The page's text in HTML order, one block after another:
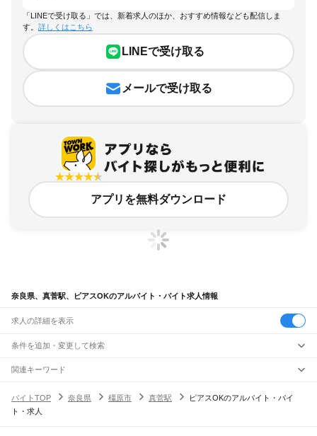
「LINEで受け取る」では、新着求人のほか、おすすめ情報なども配信しま
す。 詳しくはこちら
LINEで受け取る
メールで受け取る
アプリを無料ダウンロード
奈良県、真菅駅、ピアスOKのアルバイト・バイト求人情報
求人の詳細を表示
条件を追加・変更して検索
市区町村を追加・変更
奈良県すべて
奈良市
駅を追加・変更
職種を追加・変更
関連キーワード
バイトTOP
奈良県 橿原市 真菅駅
ピアスOKのアルバイト・バイ
ト・求人